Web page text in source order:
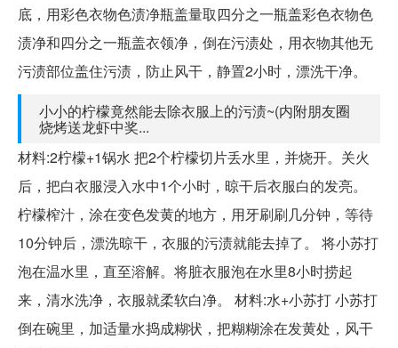
底，用彩色衣物色渍净瓶盖量取四分之一瓶盖彩色衣物色
渍净和四分之一瓶盖衣领净，倒在污渍处，用衣物其他无
污渍部位盖住污渍，防止风干，静置2小时，漂洗干净。
小小的柠檬竟然能去除衣服上的污渍~(内附朋友圈
烧烤送龙虾中奖...
材料:2柠檬+1锅水 把2个柠檬切片丢水里，并烧开。关火
后，把白衣服浸入水中1个小时，晾干后衣服白的发亮。
柠檬榨汁，涂在变色发黄的地方，用牙刷刷几分钟，等待
10分钟后，漂洗晾干，衣服的污渍就能去掉了。 将小苏打
泡在温水里，直至溶解。将脏衣服泡在水里8小时捞起
来，清水洗净，衣服就柔软白净。 材料:水+小苏打 小苏打
倒在碗里，加适量水捣成糊状，把糊糊涂在发黄处，风干